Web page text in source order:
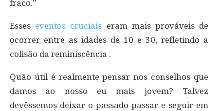
fraco.”
Esses eventos cruciais eram mais prováveis ​​de
ocorrer entre as idades de 10 e 30, refletindo a
colisão da reminiscência .
Quão útil é realmente pensar nos conselhos que
damos ao nosso eu mais jovem? Talvez
devêssemos deixar o passado passar e seguir em